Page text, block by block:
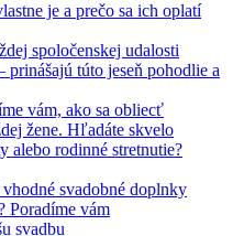
je a prečo sa ich oplatí
spoločenskej udalosti
prinášajú túto jeseň pohodlie a
vám, ako sa obliecť
žene. Hľadáte skvelo
alebo rodinné stretnutie?
svadobné doplnky
Poradíme vám
svadbu